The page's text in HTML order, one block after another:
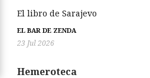
El libro de Sarajevo
EL BAR DE ZENDA
23 Jul 2026
Hemeroteca